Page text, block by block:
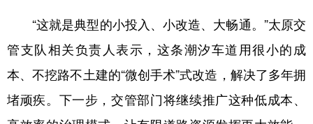
“这就是典型的小投入、小改造、大畅通。”太原交
管支队相关负责人表示，这条潮汐车道用很小的成
本、不挖路不土建的“微创手术”式改造，解决了多年拥
堵顽疾。下一步，交管部门将继续推广这种低成本、